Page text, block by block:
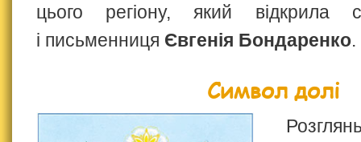
цього регіону, який відкрила
і письменниця Євгенія Бондаренко.
Символ долі